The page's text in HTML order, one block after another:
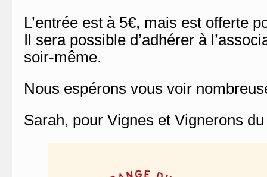
L’entrée est à 5€, mais est offerte
Il sera possible d’adhérer à
soir-même.
Nous espérons vous voir
Sarah, pour Vignes et Vignerons